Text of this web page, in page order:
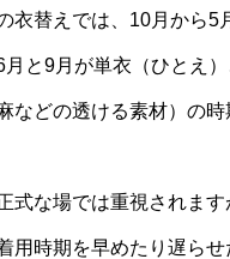
衣替えでは、10月から5
と9月が単衣（ひとえ
などの透ける素材）の時
式な場では重視されま
用時期を早めたり遅ら